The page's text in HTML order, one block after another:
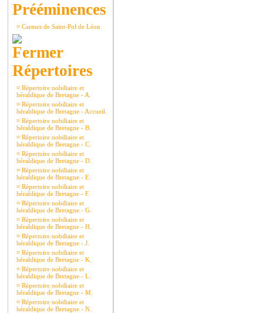
Prééminences
¤ Carmes de Saint-Pol de Léon
Répertoires
¤ Répertoire nobiliaire et
héraldique de Bretagne - A.
¤ Répertoire nobiliaire et
héraldique de Bretagne - Accueil.
¤ Répertoire nobiliaire et
héraldique de Bretagne - B.
¤ Répertoire nobiliaire et
héraldique de Bretagne - C.
¤ Répertoire nobiliaire et
héraldique de Bretagne - D.
¤ Répertoire nobiliaire et
héraldique de Bretagne - E.
¤ Répertoire nobiliaire et
héraldique de Bretagne - F.
¤ Répertoire nobiliaire et
héraldique de Bretagne - G.
¤ Répertoire nobiliaire et
héraldique de Bretagne - H.
¤ Répertoire nobiliaire et
héraldique de Bretagne - J.
¤ Répertoire nobiliaire et
héraldique de Bretagne - K.
¤ Répertoire nobiliaire et
héraldique de Bretagne - L.
¤ Répertoire nobiliaire et
héraldique de Bretagne - M.
¤ Répertoire nobiliaire et
héraldique de Bretagne - N.